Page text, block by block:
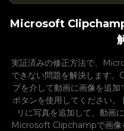
Microsoft Clipchamp
実証済みの修正方法で、
できない問題を解決します
プを介して動画に画像を追
ボタンを使用してください
リに写真を追加して、動画
Microsoft Clipchampで画像